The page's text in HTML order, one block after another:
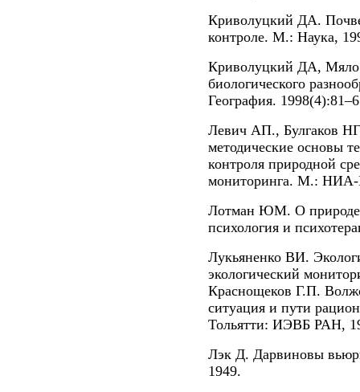
Криволуцкий ДА.
контроле. М.: Наука,
Криволуцкий ДА, Мяло
биологического
География.
Левич АП., Булгаков
методические основы
контроля природной
мониторинга. М.: НИА-
Лотман ЮМ. О природе
психология и
Лукьяненко ВИ.
экологический
Краснощеков Г.П.
ситуация и пути
Тольятти: ИЭВБ РАН,
Лэк Д. Дарвиновы
1949.